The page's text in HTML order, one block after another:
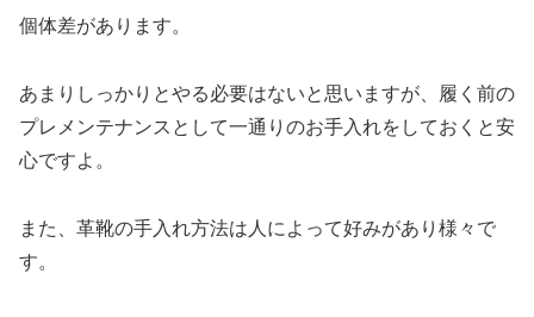
個体差があります。
あまりしっかりとやる必要はないと思いますが、履く前の
プレメンテナンスとして一通りのお手入れをしておくと安
心ですよ。
また、革靴の手入れ方法は人によって好みがあり様々で
す。